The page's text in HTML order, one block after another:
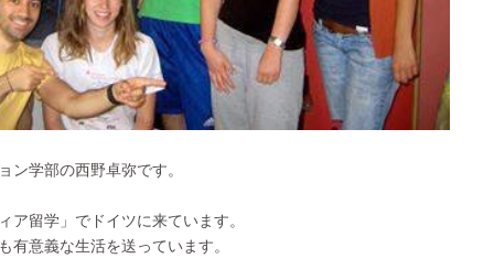
ン学部の西野卓弥です。
ア留学」でドイツに来ています。
有意義な生活を送っています。